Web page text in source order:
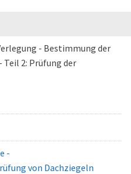
- Bestimmung der
Teil 2: Prüfung der
-
von Dachziegeln